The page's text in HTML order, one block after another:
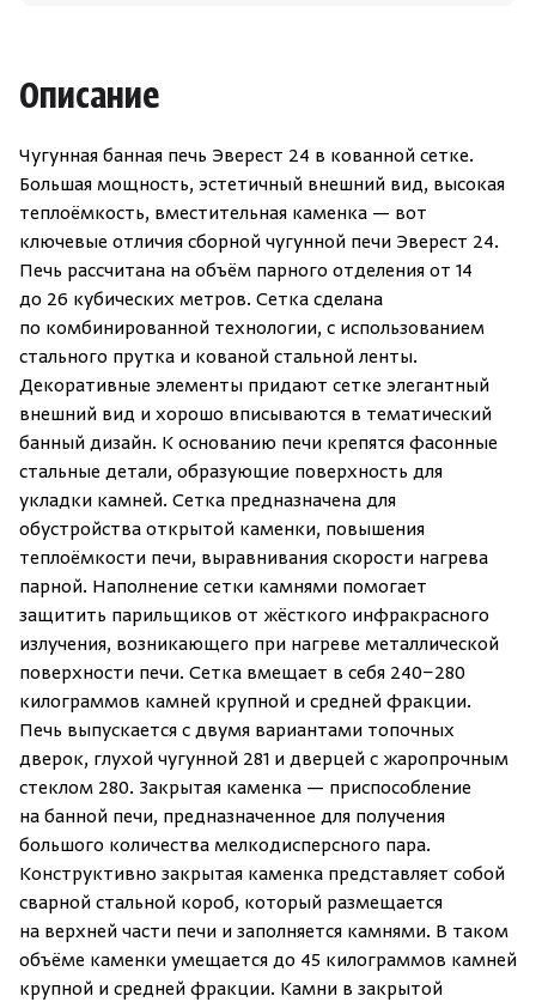
Описание
Чугунная банная печь Эверест 24 в кованной сетке.
Большая мощность, эстетичный внешний вид, высокая
теплоёмкость, вместительная каменка — вот
ключевые отличия сборной чугунной печи Эверест 24.
Печь рассчитана на объём парного отделения от 14
до 26 кубических метров. Сетка сделана
по комбинированной технологии, с использованием
стального прутка и кованой стальной ленты.
Декоративные элементы придают сетке элегантный
внешний вид и хорошо вписываются в тематический
банный дизайн. К основанию печи крепятся фасонные
стальные детали, образующие поверхность для
укладки камней. Сетка предназначена для
обустройства открытой каменки, повышения
теплоёмкости печи, выравнивания скорости нагрева
парной. Наполнение сетки камнями помогает
защитить парильщиков от жёсткого инфракрасного
излучения, возникающего при нагреве металлической
поверхности печи. Сетка вмещает в себя 240−280
килограммов камней крупной и средней фракции.
Печь выпускается с двумя вариантами топочных
дверок, глухой чугунной 281 и дверцей с жаропрочным
стеклом 280. Закрытая каменка — приспособление
на банной печи, предназначенное для получения
большого количества мелкодисперсного пара.
Конструктивно закрытая каменка представляет собой
сварной стальной короб, который размещается
на верхней части печи и заполняется камнями. В таком
объёме каменки умещается до 45 килограммов камней
крупной и средней фракции. Камни в закрытой
На главную
Войти
Нет аккаунта? Зарегистрироваться
Зарегистрироваться
Уже есть аккаунт? Войти